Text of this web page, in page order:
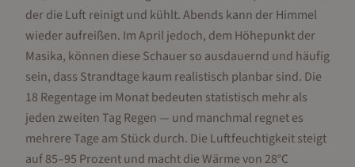
der die Luft reinigt und kühlt. Abends kann der Himmel
wieder aufreißen. Im April jedoch, dem Höhepunkt der
Masika, können diese Schauer so ausdauernd und häufig
sein, dass Strandtage kaum realistisch planbar sind. Die
18 Regentage im Monat bedeuten statistisch mehr als
jeden zweiten Tag Regen — und manchmal regnet es
mehrere Tage am Stück durch. Die Luftfeuchtigkeit steigt
auf 85–95 Prozent und macht die Wärme von 28°C